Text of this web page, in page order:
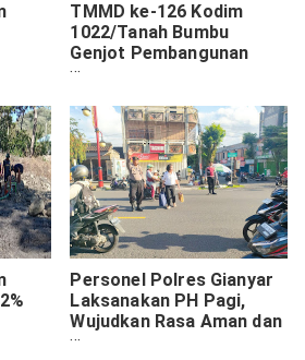
TMMD ke-126 Kodim
1022/Tanah Bumbu
Genjot Pembangunan
Jalan Penghubung Desa
Personel Polres Gianyar
Laksanakan PH Pagi,
Wujudkan Rasa Aman dan
Nyaman di Tengah